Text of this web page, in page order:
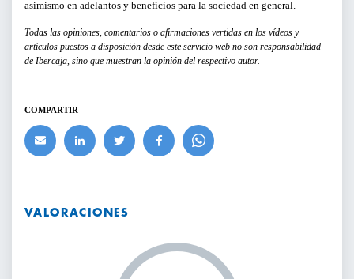
asimismo en adelantos y beneficios para la sociedad en general.
Todas las opiniones, comentarios o afirmaciones vertidas en los vídeos y
artículos puestos a disposición desde este servicio web no son responsabilidad
de Ibercaja, sino que muestran la opinión del respectivo autor.
COMPARTIR
VALORACIONES